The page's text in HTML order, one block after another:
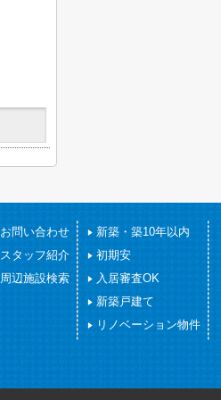
お問い合わせ
スタッフ紹介
周辺施設検索
新築・築10年以内
初期安
入居審査OK
新築戸建て
リノベーション物件